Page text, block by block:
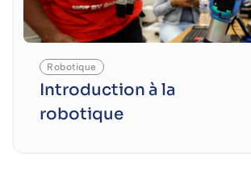
Robotique
Introduction à la
robotique